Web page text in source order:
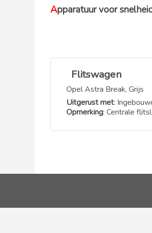
Apparatuur voor
Flitswagen
Opel Astra Break, Grijs
Uitgerust met:
Opmerking: Centrale